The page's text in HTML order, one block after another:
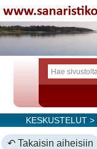
KESKUSTELUT >
↶ Takaisin aiheisiin